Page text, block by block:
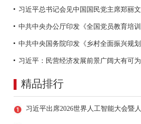
习近平总书记会见中国国民党主席郑丽文
精品排行